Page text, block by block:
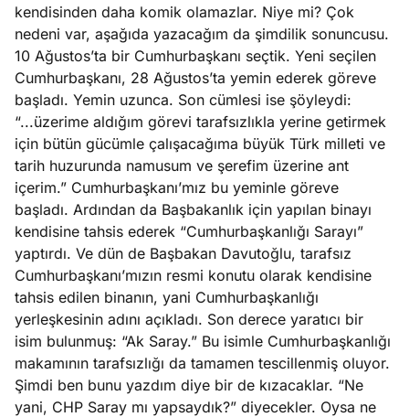
Ağustos
4, 2026
umutlu
ister
Köşe
Yazıları
Spor
Yazıları
kendisinden daha komik olamazlar. Niye mi? Çok
nedeni var, aşağıda yazacağım da şimdilik sonuncusu.
10 Ağustos’ta bir Cumhurbaşkanı seçtik. Yeni seçilen
Cumhurbaşkanı, 28 Ağustos’ta yemin ederek göreve
başladı. Yemin uzunca. Son cümlesi ise şöyleydi:
“...üzerime aldığım görevi tarafsızlıkla yerine getirmek
için bütün gücümle çalışacağıma büyük Türk milleti ve
tarih huzurunda namusum ve şerefim üzerine ant
içerim.” Cumhurbaşkanı’mız bu yeminle göreve
başladı. Ardından da Başbakanlık için yapılan binayı
kendisine tahsis ederek “Cumhurbaşkanlığı Sarayı”
yaptırdı. Ve dün de Başbakan Davutoğlu, tarafsız
Cumhurbaşkanı’mızın resmi konutu olarak kendisine
tahsis edilen binanın, yani Cumhurbaşkanlığı
yerleşkesinin adını açıkladı. Son derece yaratıcı bir
isim bulunmuş: “Ak Saray.” Bu isimle Cumhurbaşkanlığı
makamının tarafsızlığı da tamamen tescillenmiş oluyor.
Şimdi ben bunu yazdım diye bir de kızacaklar. “Ne
yani, CHP Saray mı yapsaydık?” diyecekler. Oysa ne